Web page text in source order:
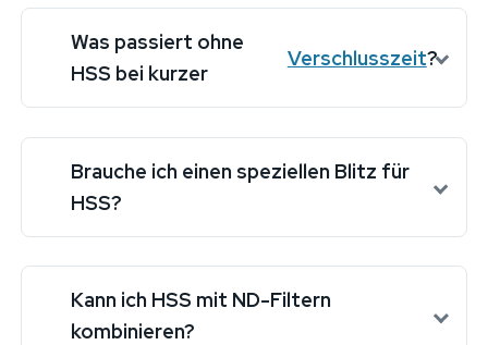
Was passiert ohne
HSS bei kurzer
Verschlusszeit?
Brauche ich einen speziellen Blitz für
HSS?
Kann ich HSS mit ND-Filtern
kombinieren?